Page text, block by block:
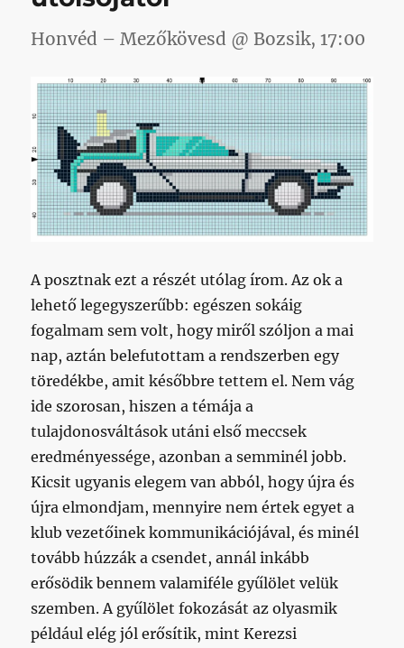
Honvéd – Mezőkövesd @ Bozsik, 17:00
A posztnak ezt a részét utólag írom. Az ok a
lehető legegyszerűbb: egészen sokáig
fogalmam sem volt, hogy miről szóljon a mai
nap, aztán belefutottam a rendszerben egy
töredékbe, amit későbbre tettem el. Nem vág
ide szorosan, hiszen a témája a
tulajdonosváltások utáni első meccsek
eredményessége, azonban a semminél jobb.
Kicsit ugyanis elegem van abból, hogy újra és
újra elmondjam, mennyire nem értek egyet a
klub vezetőinek kommunikációjával, és minél
tovább húzzák a csendet, annál inkább
erősödik bennem valamiféle gyűlölet velük
szemben. A gyűlölet fokozását az olyasmik
például elég jól erősítik, mint Kerezsi